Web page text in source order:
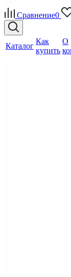
Сравнение0
Каталог
Как
купить
О